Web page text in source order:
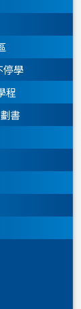
停學
程
書